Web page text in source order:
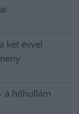
két évvel
a hőhullám